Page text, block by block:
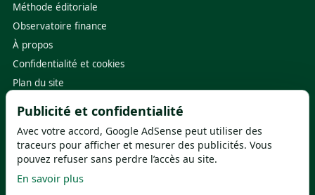
Méthode éditoriale
Observatoire finance
À propos
Confidentialité et cookies
Plan du site
Banque de France·ACPR
ABE Info Service·FGDR
Service-Public.fr·
Publicité et confidentialité
Avec votre accord, Google AdSense peut utiliser des
traceurs pour afficher et mesurer des publicités. Vous
pouvez refuser sans perdre l’accès au site.
En savoir plus